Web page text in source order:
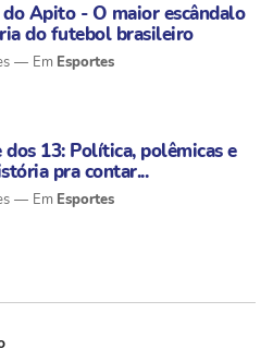
Apito - O maior escândalo
do futebol brasileiro
Esportes
13: Política, polêmicas e
pra contar...
Esportes